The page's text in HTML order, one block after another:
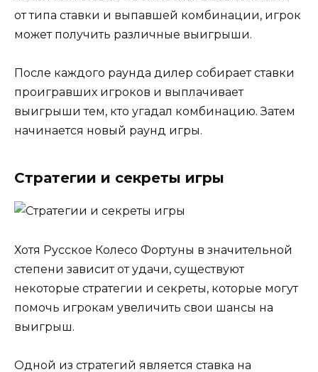
от типа ставки и выпавшей комбинации, игрок
может получить различные выигрыши.
После каждого раунда дилер собирает ставки
проигравших игроков и выплачивает
выигрыши тем, кто угадал комбинацию. Затем
начинается новый раунд игры.
Стратегии и секреты игры
Хотя Русское Колесо Фортуны в значительной
степени зависит от удачи, существуют
некоторые стратегии и секреты, которые могут
помочь игрокам увеличить свои шансы на
выигрыш.
Одной из стратегий является ставка на